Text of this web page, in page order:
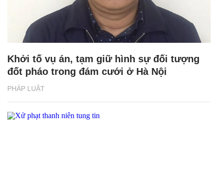
PHÁP LUẬT
Khởi tố vụ án, tạm giữ hình sự đối tượng
đốt pháo trong đám cưới ở Hà Nội